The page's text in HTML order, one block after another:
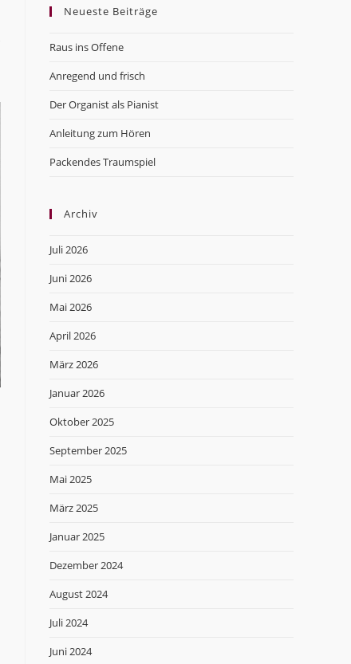
Neueste Beiträge
Raus ins Offene
Anregend und frisch
Der Organist als Pianist
Anleitung zum Hören
Packendes Traumspiel
Archiv
Juli 2026
Juni 2026
Mai 2026
April 2026
März 2026
Januar 2026
Oktober 2025
September 2025
Mai 2025
März 2025
Januar 2025
Dezember 2024
August 2024
Juli 2024
Juni 2024